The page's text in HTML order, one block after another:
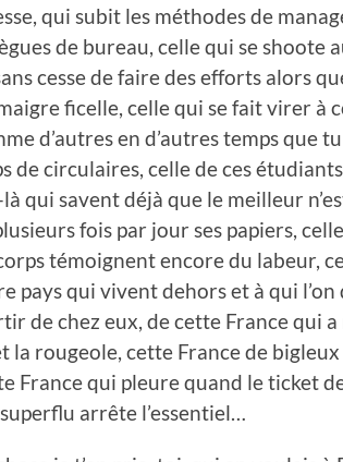
qui subit les méthodes de
de bureau, celle qui se shoote
cesse de faire des efforts alors
ficelle, celle qui se fait virer à
d’autres en d’autres temps que
de circulaires, celle de ces
qui savent déjà que le meilleur
fois par jour ses papiers,
témoignent encore du labeur,
pays qui vivent dehors et à qui l’on
de chez eux, de cette France qui
la rougeole, cette France de
France qui pleure quand le ticket
arrête l’essentiel…